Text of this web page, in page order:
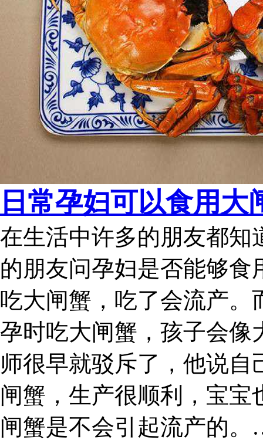
日常孕妇可以食用大
在生活中许多的朋友都知
的朋友问孕妇是否能够
吃大闸蟹，吃了会流产。
孕时吃大闸蟹，孩子会像
师很早就驳斥了，他说
闸蟹，生产很顺利，宝
闸蟹是不会引起流产的